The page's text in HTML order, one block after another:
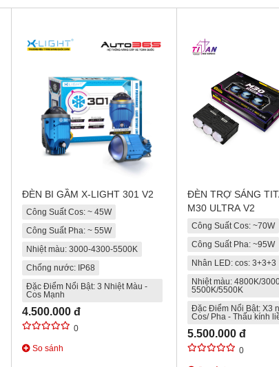
ĐÈN BI GẦM X-LIGHT 301 V2
Công Suất Cos: ~ 45W
Công Suất Pha: ~ 55W
Nhiệt màu: 3000-4300-5500K
Chống nước: IP68
Đặc Điểm Nổi Bật: 3 Nhiệt Màu -
Cos Mạnh
4.500.000 đ
0
So sánh
ĐÈN TRỢ SÁNG
M30 ULTRA V2
Công Suất Cos: ~70W
Công Suất Pha: ~95W
Nhân LED: cos: 3+3+3
Nhiệt màu: 4800K/
5500K/5500K
Đặc Điểm Nổi Bật: X3
Cos/ Pha - Thấu kính
5.500.000 đ
0